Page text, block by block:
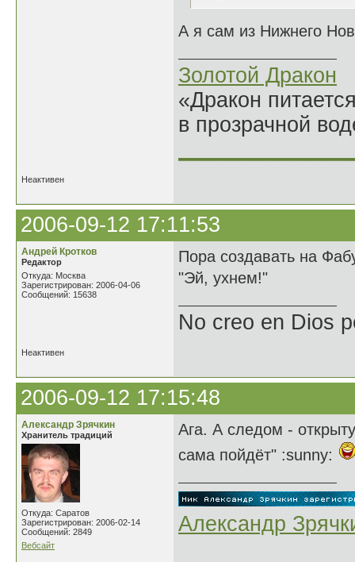
А я сам из Нижнего
Золотой Дракон
«Дракон
в прозрачной
Неактивен
2006-09-12 17:11:53
Андрей Кротков
Редактор
Откуда: Москва
Зарегистрирован: 2006-04-06
Сообщений: 15638
Пора создавать на
"Эй, ухнем!"
No creo en Dios
Неактивен
2006-09-12 17:15:48
Александр Зрячкин
Хранитель традиций
Откуда: Саратов
Зарегистрирован: 2006-02-14
Сообщений: 2849
Вебсайт
Ага. А следом -
сама пойдёт" :sunny:
Александр